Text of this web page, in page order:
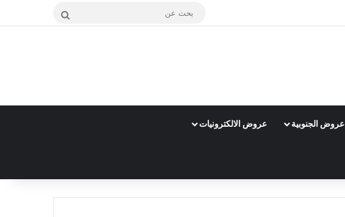
بحث
عروض الجنوبية عروض الالكترونيات